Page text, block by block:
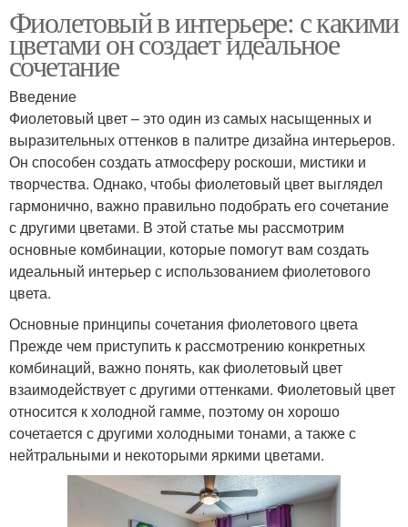
Фиолетовый в интерьере: с какими
цветами он создает идеальное
сочетание
Введение
Фиолетовый цвет – это один из самых насыщенных и
выразительных оттенков в палитре дизайна интерьеров.
Он способен создать атмосферу роскоши, мистики и
творчества. Однако, чтобы фиолетовый цвет выглядел
гармонично, важно правильно подобрать его сочетание
с другими цветами. В этой статье мы рассмотрим
основные комбинации, которые помогут вам создать
идеальный интерьер с использованием фиолетового
цвета.
Основные принципы сочетания фиолетового цвета
Прежде чем приступить к рассмотрению конкретных
комбинаций, важно понять, как фиолетовый цвет
взаимодействует с другими оттенками. Фиолетовый цвет
относится к холодной гамме, поэтому он хорошо
сочетается с другими холодными тонами, а также с
нейтральными и некоторыми яркими цветами.